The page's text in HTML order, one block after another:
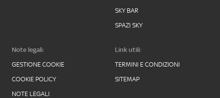
SKY BAR
SPAZI SKY
Note legali:
GESTIONE COOKIE
COOKIE POLICY
NOTE LEGALI
Link utili:
TERMINI E CONDIZIONI
SITEMAP